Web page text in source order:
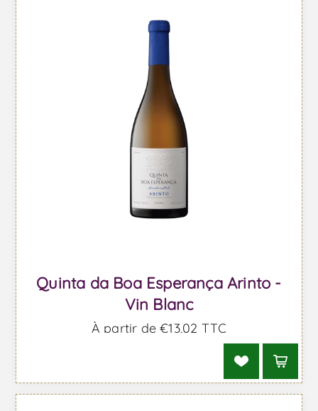
Quinta da Boa Esperança Arinto -
Vin Blanc
À partir de €13,02 TTC